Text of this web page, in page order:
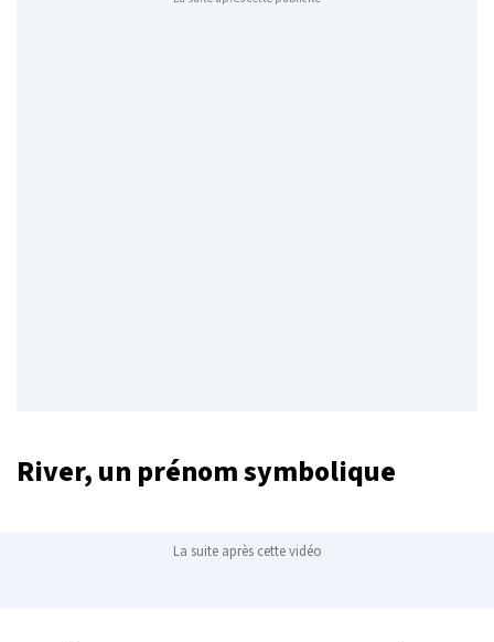
River, un prénom symbolique
La suite après cette vidéo